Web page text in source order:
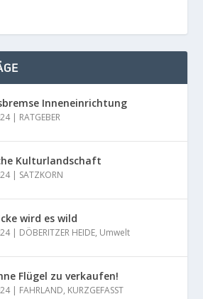
Inneneinrichtung
| RATGEBER
Kulturlandschaft
| SATZKORN
wird es wild
| DÖBERITZER HEIDE, Umwelt
Flügel zu verkaufen!
| FAHRLAND, KURZGEFASST